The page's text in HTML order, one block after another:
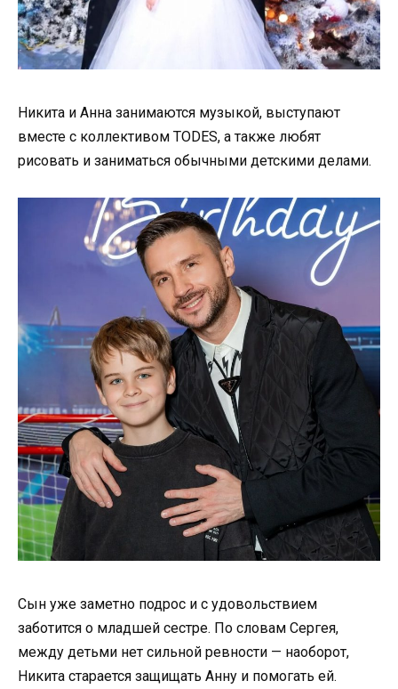
Никита и Анна занимаются музыкой, выступают
вместе с коллективом TODES, а также любят
рисовать и заниматься обычными детскими делами.
Сын уже заметно подрос и с удовольствием
заботится о младшей сестре. По словам Сергея,
между детьми нет сильной ревности — наоборот,
Никита старается защищать Анну и помогать ей.